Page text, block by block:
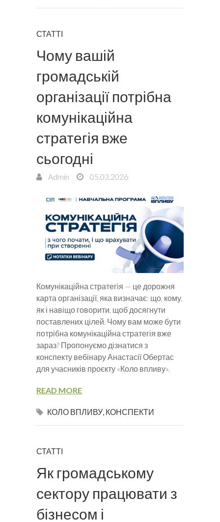
СТАТТІ
Чому вашій
громадській
організації потрібна
комунікаційна
стратегія вже
сьогодні
Admin 05.03.2026
Комунікаційна стратегія — це дорожня
карта організації, яка визначає: що, кому,
як і навіщо говорити, щоб досягнути
поставлених цілей. Чому вам може бути
потрібна комунікаційна стратегія вже
зараз? Пропонуємо дізнатися з
конспекту вебінару Анастасії Обертас
для учасників проєкту «Коло впливу».
READ MORE
КОЛО ВПЛИВУ, КОНСПЕКТИ
СТАТТІ
Як громадському
сектору працювати з
бізнесом і